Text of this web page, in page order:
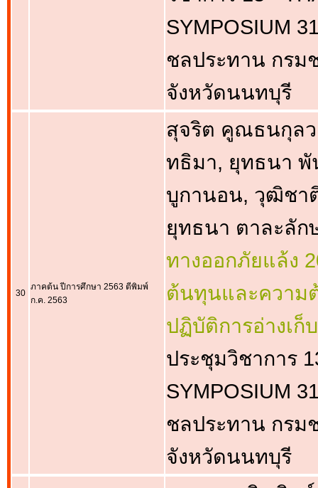
SYMPOSIUM
ชลประทาน กรม
จังหวัดนนทบุรี
30
ภาคต้น ปีการศึกษา 2563 ตีพิมพ์
ก.ค. 2563
สุจริต คูณธนกุล
ทธิมา, ยุทธนา พั
บูกานอน, วุฒิชา
ยุทธนา ตาละลัก
ทางออกภัยแล้ง
ต้นทุนและความ
ปฏิบัติการอ่างเ
ประชุมวิชาการ
SYMPOSIUM
ชลประทาน กรม
จังหวัดนนทบุรี